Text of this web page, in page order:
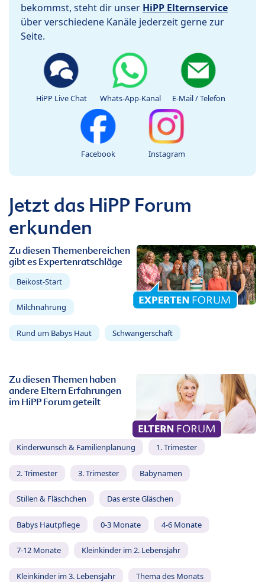
bekommst, steht dir unser HiPP Elternservice
über verschiedene Kanäle jederzeit gerne zur
Seite.
HiPP Live Chat Whats-App-Kanal E-Mail / Telefon
Facebook Instagram
Jetzt das HiPP Forum
erkunden
Zu diesen Themenbereichen
gibt es Expertenratschläge
Beikost-Start
Milchnahrung
Rund um Babys Haut Schwangerschaft
Zu diesen Themen haben
andere Eltern Erfahrungen
im HiPP Forum geteilt
Kinderwunsch & Familienplanung 1. Trimester
2. Trimester 3. Trimester Babynamen
Stillen & Fläschchen Das erste Gläschen
Babys Hautpflege 0-3 Monate 4-6 Monate
7-12 Monate Kleinkinder im 2. Lebensjahr
Kleinkinder im 3. Lebensjahr Thema des Monats